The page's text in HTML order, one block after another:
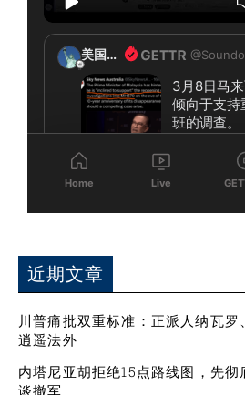
近期文章
川普痛批双重标准：正派人纳瓦
逍遥法外
内塔尼亚胡拒绝15点路线图，先
谈撤军